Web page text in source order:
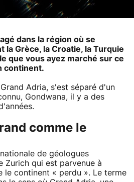
dans la région où se
la Grèce, la Croatie, la Turquie
que vous ayez marché sur ce
continent.
Adria, s'est séparé d'un
Gondwana, il y a des
comme le
de géologues
Zurich qui est parvenue à
le continent « perdu ». Le terme